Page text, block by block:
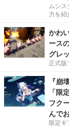
ムシ
力を紹
かわ
ース
グレ
正式版
『崩
「限
フク
んで
限定ギ